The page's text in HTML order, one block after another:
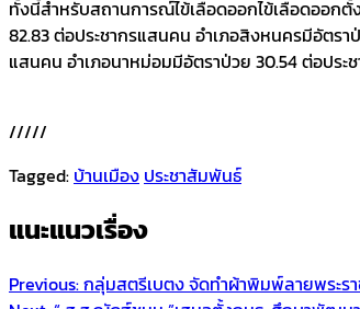
ทั้งนี้สำหรับสถานการณ์ไข้เลือดออกไข้เลือดออก
82.83 ต่อประชากรแสนคน อำเภอสิงหนครมีอัตรา
แสนคน อำเภอนาหม่อมมีอัตราป่วย 30.54 ต่อปร
/////
Tagged: บ้านเมือง ประชาสัมพันธ์
แนะแนวเรื่อง
Previous:กลุ่มสตรีเบตง จัดทำผ้าพิมพ์ลายพระร